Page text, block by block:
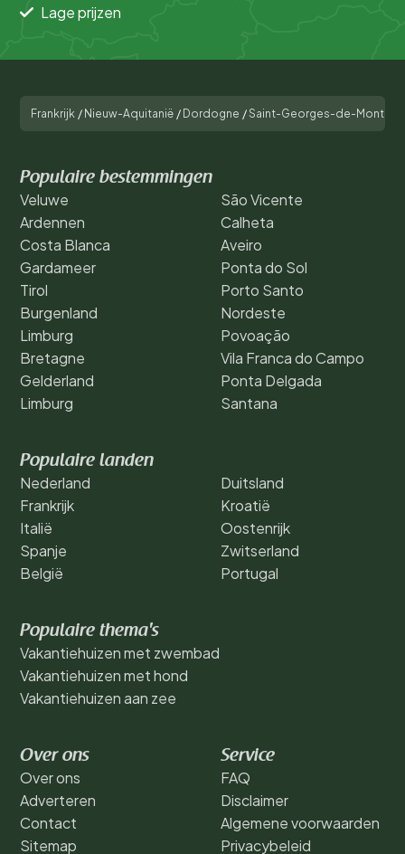
Lage prijzen
Frankrijk / Nieuw-Aquitanië / Dordogne /Saint-Georges-de-
Populaire bestemmingen
Veluwe
Ardennen
Costa Blanca
Gardameer
Tirol
Burgenland
Limburg
Bretagne
Gelderland
Limburg
São Vicente
Calheta
Aveiro
Ponta do Sol
Porto Santo
Nordeste
Povoação
Vila Franca do Campo
Ponta Delgada
Santana
Populaire landen
Nederland
Frankrijk
Italië
Spanje
België
Duitsland
Kroatië
Oostenrijk
Zwitserland
Portugal
Populaire thema's
Vakantiehuizen met zwembad
Vakantiehuizen met hond
Vakantiehuizen aan zee
Over ons
Over ons
Adverteren
Contact
Sitemap
Service
FAQ
Disclaimer
Algemene voorwaarden
Privacybeleid